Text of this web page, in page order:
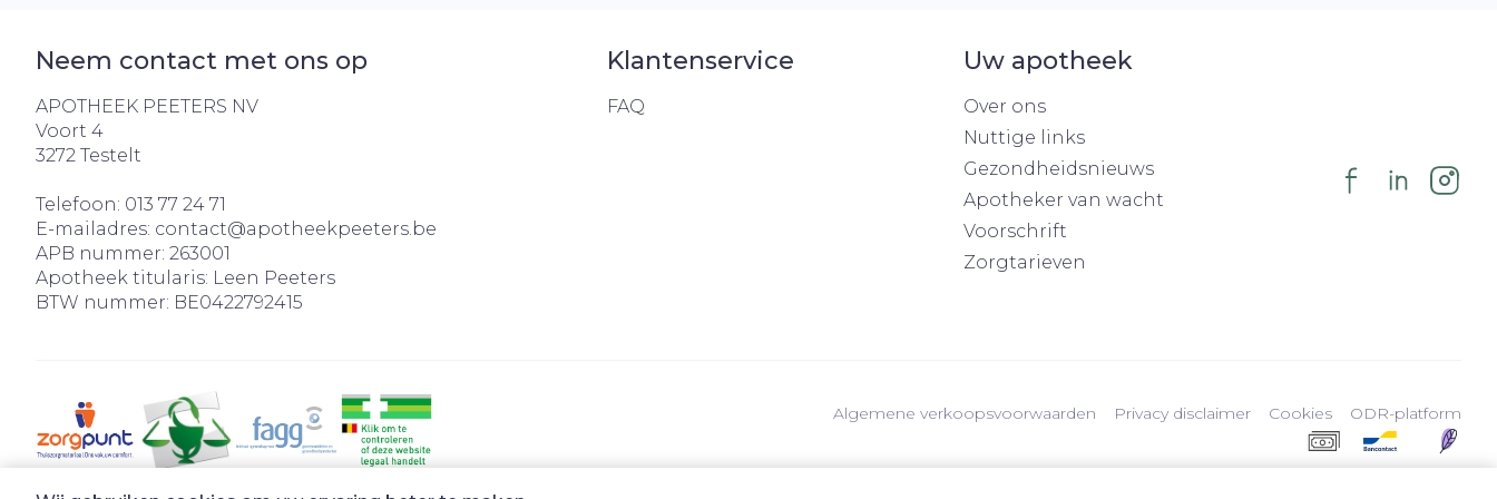
Neem contact met ons op
APOTHEEK PEETERS NV
Voort 4
3272 Testelt
Telefoon: 013 77 24 71
E-mailadres: contact@apotheekpeeters.be
APB nummer: 263001
Apotheek titularis: Leen Peeters
BTW nummer: BE0422792415
Klantenservice
FAQ
Uw apotheek
Over ons
Nuttige links
Gezondheidsnieuws
Apotheker van wacht
Voorschrift
Zorgtarieven
Algemene verkoopsvoorwaarden Privacy disclaimer Cookies ODR-platform